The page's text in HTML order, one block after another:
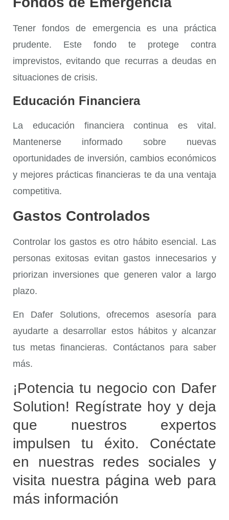
Tenerfondos de emergencia es una práctica
prudente. Este fondo te protege contra
imprevistos, evitando que recurras a deudas en
situaciones de crisis.
Educación Financiera
La educación financieracontinua es vital.
Mantenerse informado sobre nuevas
oportunidades de inversión, cambios económicos
y mejores prácticas financieras te da una ventaja
competitiva.
Gastos Controlados
Controlar los gastos es otro hábito esencial. Las
personas exitosas evitan gastos innecesarios y
priorizan inversiones que generen valor a largo
plazo.
En Dafer Solutions, ofrecemos asesoría para
ayudarte a desarrollar estos hábitos y alcanzar
tus metas financieras. Contáctanos para saber
más.
¡Potencia tu negocio con Dafer
Solution! Regístrate hoy y deja
que nuestros expertos
impulsen tu éxito. Conéctate
en nuestras redes sociales y
visita nuestra página web para
más información